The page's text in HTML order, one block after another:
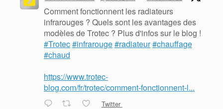
Comment fonctionnent les radiateurs
infrarouges ? Quels sont les avantages des
modèles de Trotec ? Plus d'infos sur le blog !
#Trotec#infrarouge#radiateur#chauffage
#chaud
https://www.trotec-
blog.com/fr/trotec/comment-fonctionnent-l...
Twitter